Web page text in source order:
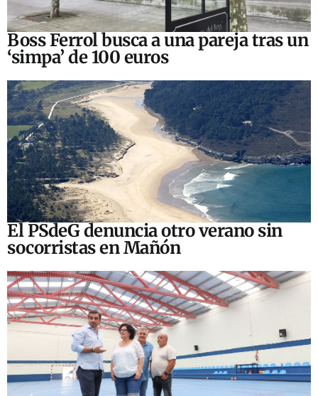
Boss Ferrol busca a una pareja tras un
‘simpa’ de 100 euros
El PSdeG denuncia otro verano sin
socorristas en Mañón